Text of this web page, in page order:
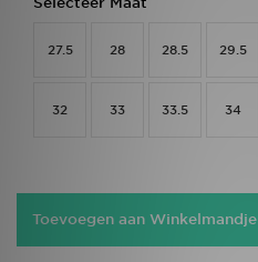
27.5 28 28.5 29.5
32 33 33.5 34
Toevoegen aan Winkelmandje
Mijn JD
Klantenservice
Download de app